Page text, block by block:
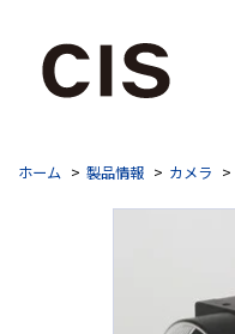
ホーム 製品情報 カメラ